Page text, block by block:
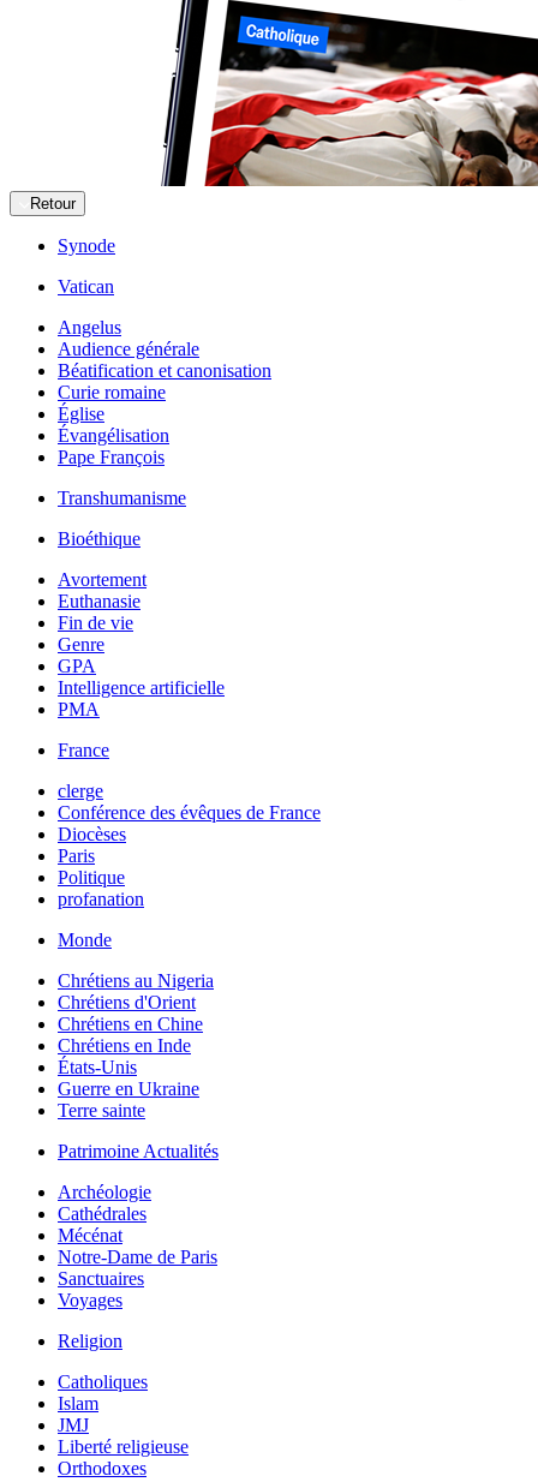
Retour
Synode
Vatican
Angelus
Audience générale
Béatification et canonisation
Curie romaine
Église
Évangélisation
Pape François
Transhumanisme
Bioéthique
Avortement
Euthanasie
Fin de vie
Genre
GPA
Intelligence artificielle
PMA
France
clerge
Conférence des évêques de France
Diocèses
Paris
Politique
profanation
Monde
Chrétiens au Nigeria
Chrétiens d'Orient
Chrétiens en Chine
Chrétiens en Inde
États-Unis
Guerre en Ukraine
Terre sainte
Patrimoine Actualités
Archéologie
Cathédrales
Mécénat
Notre-Dame de Paris
Sanctuaires
Voyages
Religion
Catholiques
Islam
JMJ
Liberté religieuse
Orthodoxes